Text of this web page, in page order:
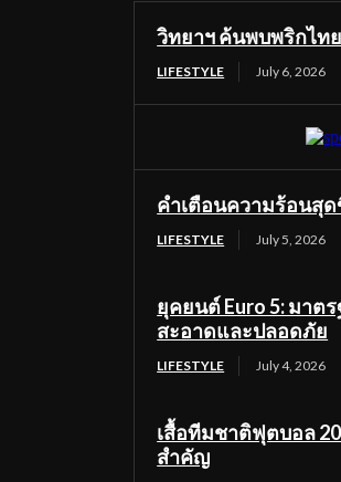
วิทยาฯ ค้นพบพริกไท
LIFESTYLE July 6, 2026
คำเตือนความร้อนสุ
LIFESTYLE July 5, 2026
ยุคยนต์ Euro 5: มาต
สะอาดและปลอดภัย
LIFESTYLE July 4, 2026
เสื้อทีมชาติฟุตบอล
สำคัญ